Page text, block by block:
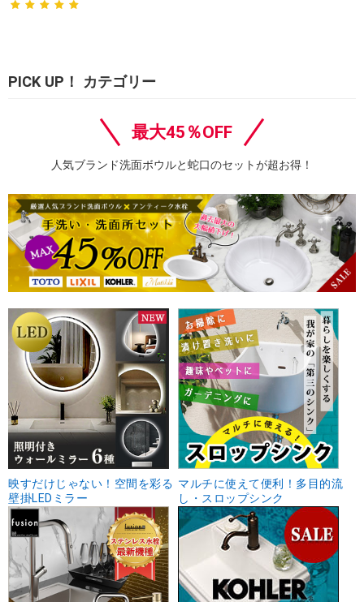
PICK UP！ カテゴリー
最大45％OFF
人気ブランド洗面ボウルと蛇口のセットが超お得！
映すだけじゃない！空間を彩る
壁掛LEDミラー
マルチに使えて便利！多目的流
し・スロップシンク